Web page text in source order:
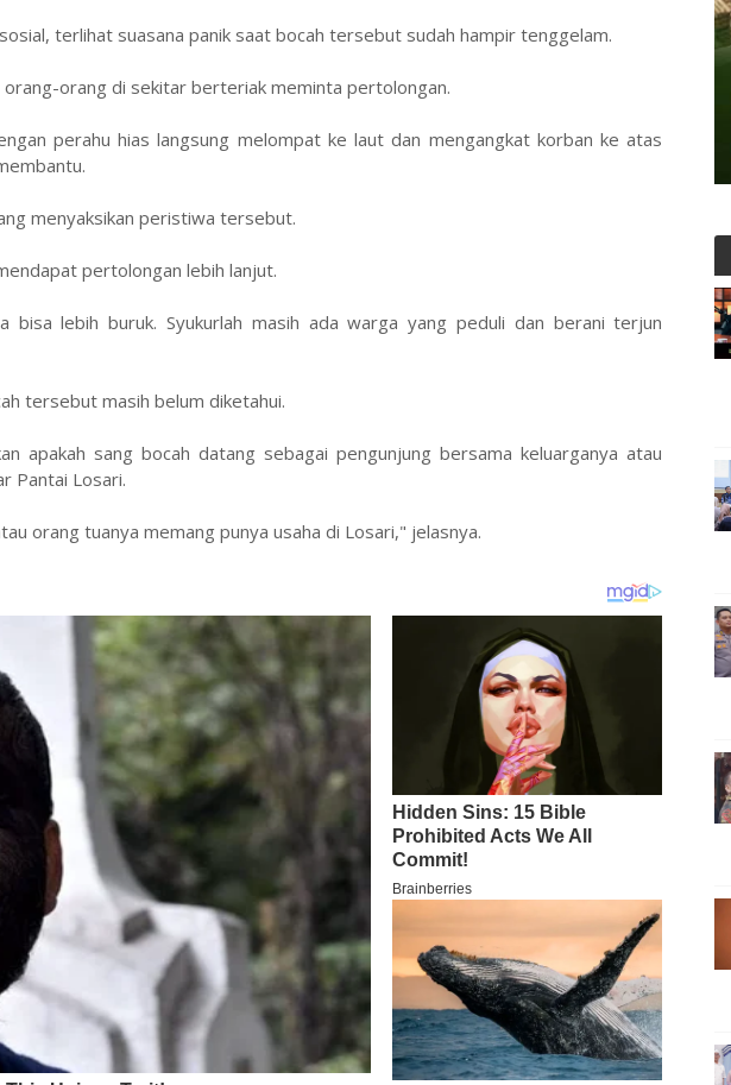
terlihat suasana panik saat bocah tersebut sudah hampir tenggelam.
orang di sekitar berteriak meminta pertolongan.
perahu hias langsung melompat ke laut dan mengangkat korban ke atas
menyaksikan peristiwa tersebut.
pertolongan lebih lanjut.
bisa lebih buruk. Syukurlah masih ada warga yang peduli dan berani terjun
tersebut masih belum diketahui.
apakah sang bocah datang sebagai pengunjung bersama keluarganya atau
Pantai Losari.
orang tuanya memang punya usaha di Losari," jelasnya.